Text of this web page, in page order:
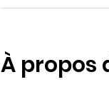
À propos